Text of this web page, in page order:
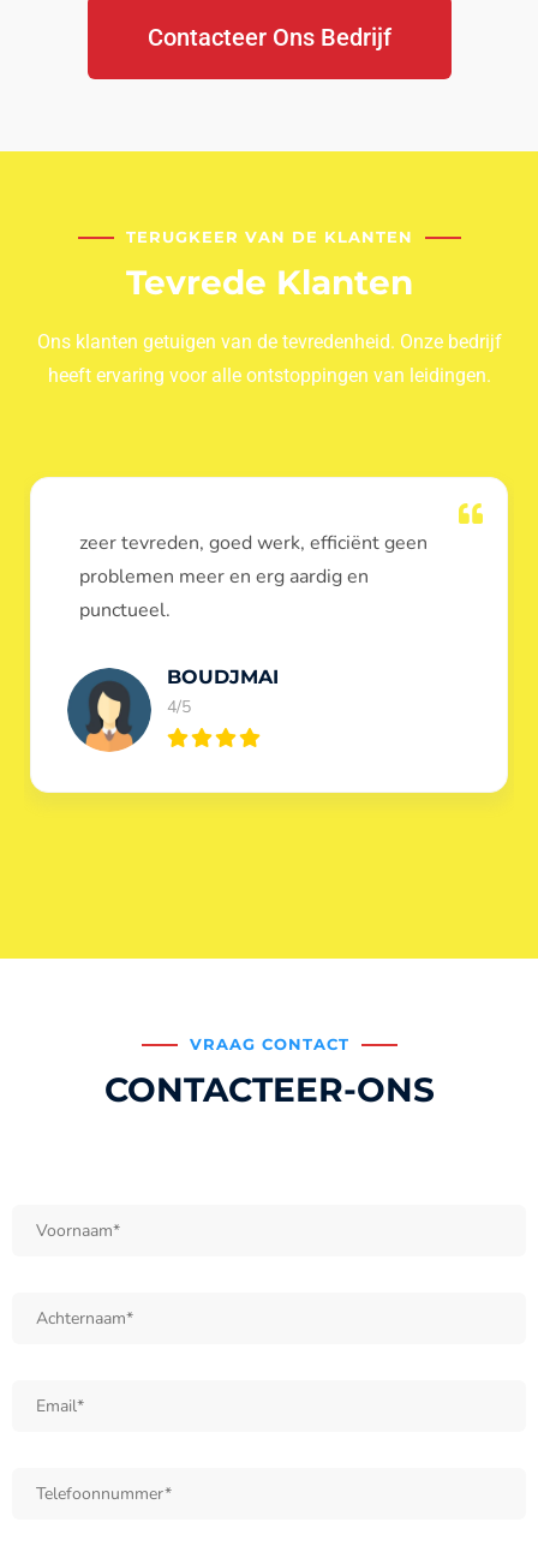
Contacteer Ons Bedrijf
TERUGKEER VAN DE KLANTEN
Tevrede Klanten
Ons klanten getuigen van de tevredenheid. Onze bedrijf
heeft ervaring voor alle ontstoppingen van leidingen.
Dank u voor de ontstopping van wc, werd
heel goed uitgevoerd, door de loodgieters
ontstoppers services janssens.
Eric Garfield
5/5
VRAAG CONTACT
CONTACTEER-ONS